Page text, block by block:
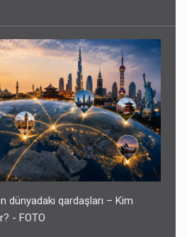
dünyadakı qardaşları – Kim
- FOTO